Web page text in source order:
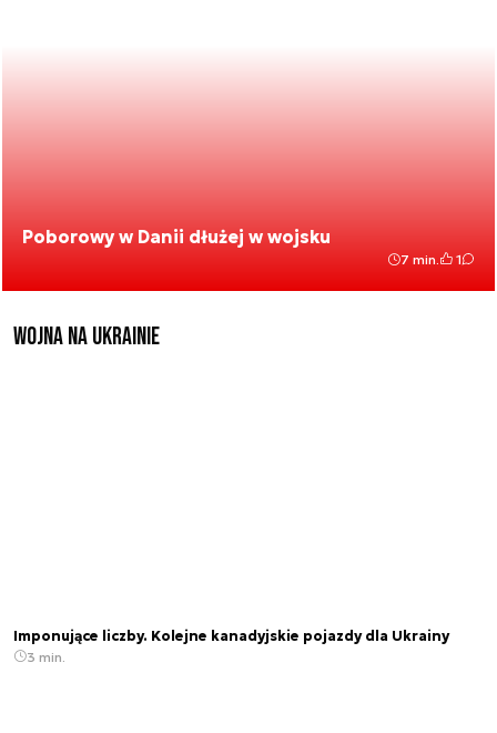
Poborowy w Danii dłużej w wojsku
7 min. 1
Wojna na Ukrainie
Imponujące liczby. Kolejne kanadyjskie pojazdy dla Ukrainy
3 min.